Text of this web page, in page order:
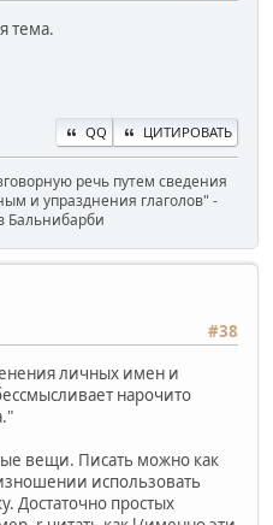
тема.
QQ ЦИТИРОВАТЬ
речь путем сведения
и упразднения глаголов" -
Бальнибарби
#38
личных имен и
нарочито
вещи. Писать можно как
использовать
Достаточно простых